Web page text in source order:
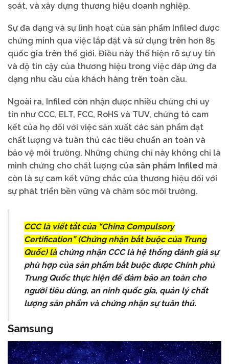
soát, và xây dựng thương hiệu doanh nghiệp.
Sự đa dạng và sự linh hoạt của sản phẩm Infiled được
chứng minh qua việc lắp đặt và sử dụng trên hơn 85
quốc gia trên thế giới. Điều này thể hiện rõ sự uy tín
và độ tin cậy của thương hiệu trong việc đáp ứng đa
dạng nhu cầu của khách hàng trên toàn cầu.
Ngoài ra, Infiled còn nhận được nhiều chứng chỉ uy
tín như CCC, ELT, FCC, RoHS và TUV, chứng tỏ cam
kết của họ đối với việc sản xuất các sản phẩm đạt
chất lượng và tuân thủ các tiêu chuẩn an toàn và
bảo vệ môi trường. Những chứng chỉ này không chỉ là
minh chứng cho chất lượng của sản phẩm Infiled mà
còn là sự cam kết vững chắc của thương hiệu đối với
sự phát triển bền vững và chăm sóc môi trường.
CCC là viết tắt của “China Compulsory
Certification” (Chứng nhận bắt buộc của Trung
Quốc) làchứng nhận CCC là hệ thống đánh giá sự
phù hợp của sản phẩm bắt buộc được Chính phủ
Trung Quốc thực hiện để đảm bảo an toàn cho
người tiêu dùng, an ninh quốc gia, quản lý chất
lượng sản phẩm và chứng nhận sự tuân thủ.
Samsung